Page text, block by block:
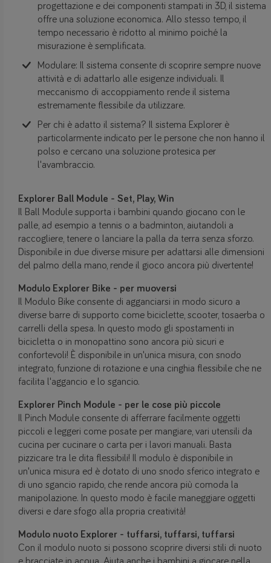
progettazione e dei componenti stampati in 3D, il sistema
offre una soluzione economica. Allo stesso tempo, il
tempo necessario è ridotto al minimo poiché la
misurazione è semplificata.
Modulare: Il sistema consente di scoprire sempre nuove
attività e di adattarlo alle esigenze individuali. Il
meccanismo di accoppiamento rende il sistema
estremamente flessibile da utilizzare.
Per chi è adatto il sistema? Il sistema Explorer è
particolarmente indicato per le persone che non hanno il
polso e cercano una soluzione protesica per
l'avambraccio.
Explorer Ball Module - Set, Play, Win
Il Ball Module supporta i bambini quando giocano con le
palle, ad esempio a tennis o a badminton, aiutandoli a
raccogliere, tenere o lanciare la palla da terra senza sforzo.
Disponibile in due diverse misure per adattarsi alle dimensioni
del palmo della mano, rende il gioco ancora più divertente!
Modulo Explorer Bike - per muoversi
Il Modulo Bike consente di agganciarsi in modo sicuro a
diverse barre di supporto come biciclette, scooter, tosaerba o
carrelli della spesa. In questo modo gli spostamenti in
bicicletta o in monopattino sono ancora più sicuri e
confortevoli! È disponibile in un'unica misura, con snodo
integrato, funzione di rotazione e una cinghia flessibile che ne
facilita l'aggancio e lo sgancio.
Explorer Pinch Module - per le cose più piccole
Il Pinch Module consente di afferrare facilmente oggetti
piccoli e leggeri come posate per mangiare, vari utensili da
cucina per cucinare o carta per i lavori manuali. Basta
pizzicare tra le dita flessibili! Il modulo è disponibile in
un'unica misura ed è dotato di uno snodo sferico integrato e
di uno sgancio rapido, che rende ancora più comoda la
manipolazione. In questo modo è facile maneggiare oggetti
diversi e dare sfogo alla propria creatività!
Modulo nuoto Explorer - tuffarsi, tuffarsi, tuffarsi
Con il modulo nuoto si possono scoprire diversi stili di nuoto